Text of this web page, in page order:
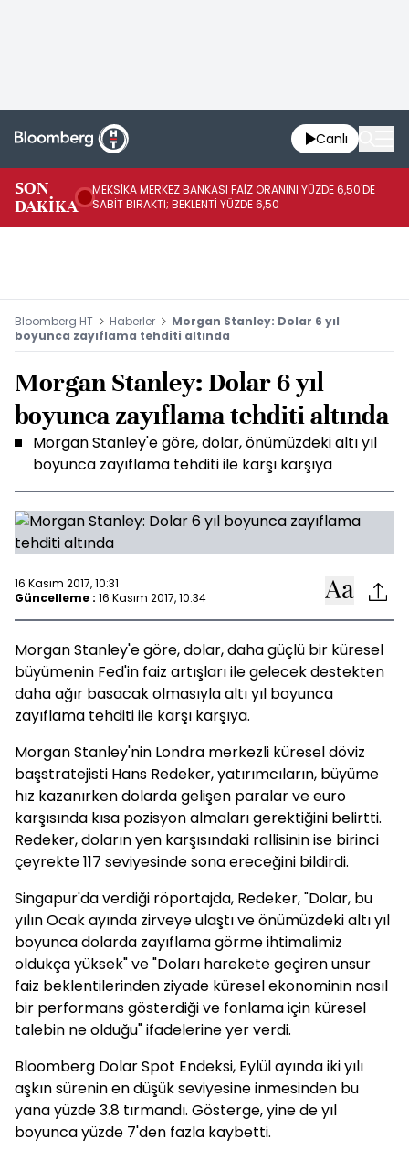
Canlı
SON
DAKİKA
MEKSİKA MERKEZ BANKASI FAİZ ORANINI YÜZDE 6,50'DE
SABİT BIRAKTI; BEKLENTİ YÜZDE 6,50
Bloomberg HT Haberler
Morgan Stanley: Dolar 6 yıl
boyunca zayıflama tehditi altında
Morgan Stanley: Dolar 6 yıl
boyunca zayıflama tehditi altında
Morgan Stanley'e göre, dolar, önümüzdeki altı yıl
boyunca zayıflama tehditi ile karşı karşıya
16 Kasım 2017, 10:31
Güncelleme : 16 Kasım 2017, 10:34
Morgan Stanley'e göre, dolar, daha güçlü bir küresel
büyümenin Fed'in faiz artışları ile gelecek destekten
daha ağır basacak olmasıyla altı yıl boyunca
zayıflama tehditi ile karşı karşıya.
Morgan Stanley'nin Londra merkezli küresel döviz
başstratejisti Hans Redeker, yatırımcıların, büyüme
hız kazanırken dolarda gelişen paralar ve euro
karşısında kısa pozisyon almaları gerektiğini belirtti.
Redeker, doların yen karşısındaki rallisinin ise birinci
çeyrekte 117 seviyesinde sona ereceğini bildirdi.
Singapur'da verdiği röportajda, Redeker, "Dolar, bu
yılın Ocak ayında zirveye ulaştı ve önümüzdeki altı yıl
boyunca dolarda zayıflama görme ihtimalimiz
oldukça yüksek" ve "Doları harekete geçiren unsur
faiz beklentilerinden ziyade küresel ekonominin nasıl
bir performans gösterdiği ve fonlama için küresel
talebin ne olduğu" ifadelerine yer verdi.
Bloomberg Dolar Spot Endeksi, Eylül ayında iki yılı
aşkın sürenin en düşük seviyesine inmesinden bu
yana yüzde 3.8 tırmandı. Gösterge, yine de yıl
boyunca yüzde 7'den fazla kaybetti.